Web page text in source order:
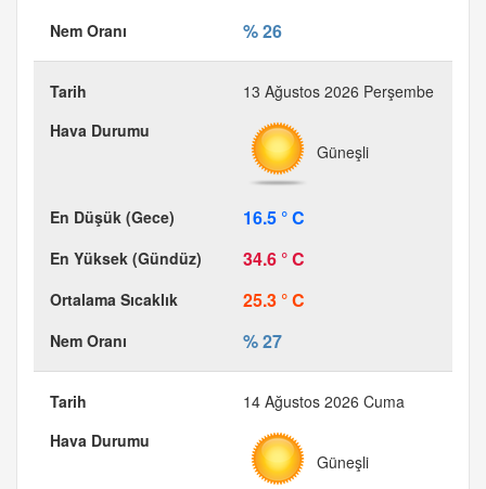
% 26
13 Ağustos 2026 Perşembe
Güneşli
16.5 ° C
34.6 ° C
25.3 ° C
% 27
14 Ağustos 2026 Cuma
Güneşli